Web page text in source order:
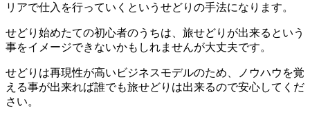
リアで仕入を行っていくというせどりの手法になります。
せどり始めたての初心者のうちは、旅せどりが出来るという
事をイメージできないかもしれませんが大丈夫です。
せどりは再現性が高いビジネスモデルのため、ノウハウを覚
える事が出来れば誰でも旅せどりは出来るので安心してくだ
さい。